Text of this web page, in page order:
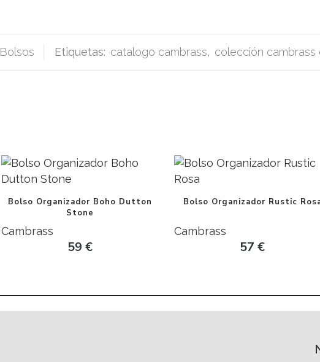
Bolsos Etiquetas: catalogo cambrass, colección cambrass
Bolso Organizador Boho Dutton
Stone
Cambrass
59 €
Bolso Organizador Rustic
Cambrass
57€